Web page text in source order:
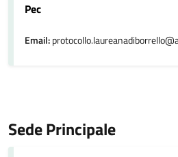
Pec
Email:
Sede Principale